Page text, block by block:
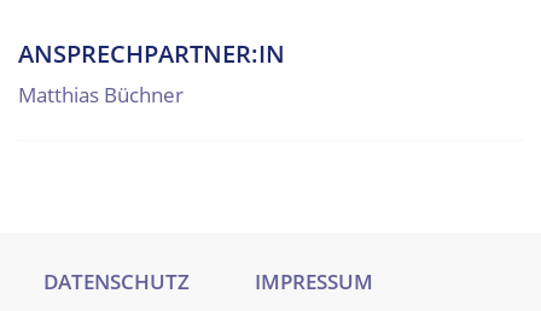
ANSPRECHPARTNER:IN
Matthias Büchner
DATENSCHUTZ IMPRESSUM